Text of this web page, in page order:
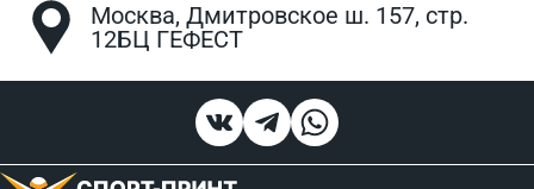
Москва, Дмитровское ш. 157, стр.
12БЦ ГЕФЕСТ